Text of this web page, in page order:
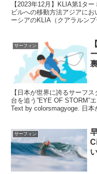
【2023年12月】KLIA第1タ
ビルへの移動方法アジアに
ーシアのKLIA（クアラルン
サーフィン
【日本が世界に誇るサーフ
台を追う”EYE OF STORM”
Text by colorsmagyoge. 日
サーフィン